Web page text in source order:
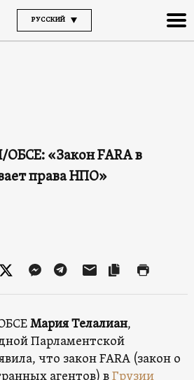
РУССКИЙ
«Закон FARA в
права НПО»
Мария Телалиан,
Парламентской
что закон FARA (закон о
агентов) вГрузии